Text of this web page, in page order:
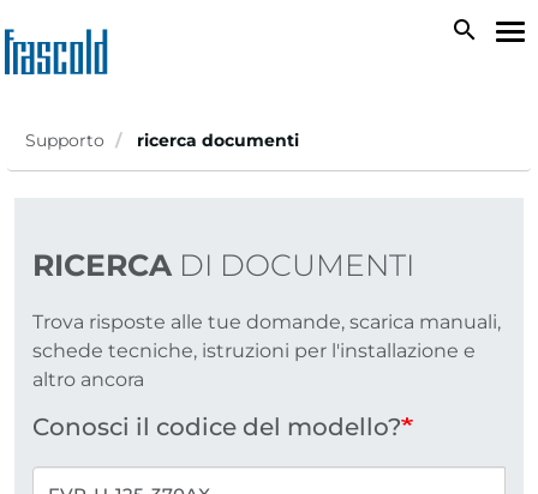
al
contenuto
search
Supporto ricerca documenti
RICERCADI DOCUMENTI
Trova risposte alle tue domande, scarica manuali,
schede tecniche, istruzioni per l'installazione e
altro ancora
Conosci il codice del modello?